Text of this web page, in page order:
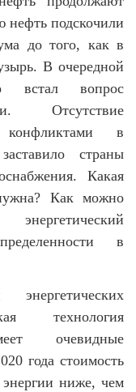
нефть подскочили
до того, как в
В очередной
встал вопрос
Отсутствие
конфликтами в
страны
Какая
Как можно
в
технология
очевидные
года стоимость
энергии ниже, чем